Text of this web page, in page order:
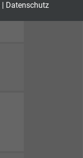
| Datenschutz